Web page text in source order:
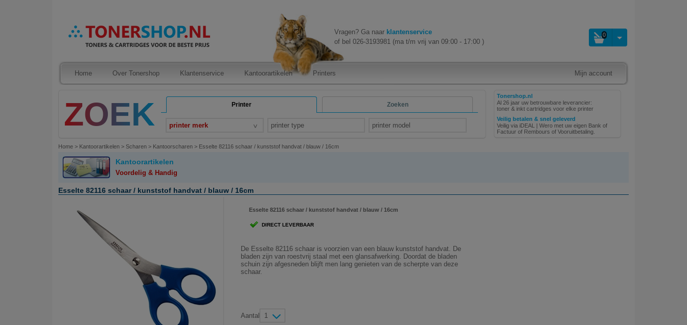
Vragen? Ga naar klantenservice
of bel 026-3193981 (ma t/m vrij van 09:00 - 17:00 )
0
Home Over Tonershop Klantenservice Kantoorartikelen Printers Mijn account
Printer Zoeken
printer merk printer type printer model
Tonershop.nl
Al 26 jaar uw betrouwbare leverancier:
toner & inkt cartridges voor elke printer
Veilig betalen & snel geleverd
Veilig via iDEAL | Wero met uw eigen Bank of
Factuur of Rembours of Vooruitbetaling.
Home > Kantoorartikelen > Scharen > Kantoorscharen > Esselte 82116 schaar / kunststof handvat / blauw / 16cm
Kantoorartikelen
Voordelig & Handig
Esselte 82116 schaar / kunststof handvat / blauw / 16cm
Esselte 82116 schaar / kunststof handvat / blauw / 16cm
DIRECT LEVERBAAR
De Esselte 82116 schaar is voorzien van een blauw kunststof handvat. De
bladen zijn van roestvrij staal met een glansafwerking. Doordat de bladen
schuin zijn afgesneden blijft men lang genieten van de scherpte van deze
schaar.
Aantal 1